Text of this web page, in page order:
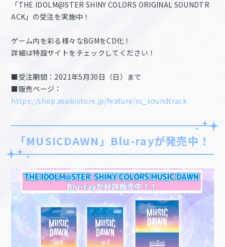
「THE IDOLM@STER SHINY COLORS ORIGINAL SOUNDTR
ACK」の受注を実施中！
ゲーム内を彩る様々なBGMをCD化！
詳細は特設サイトをチェックしてください！
■受注期間：2021年5月30日（日）まで
■販売ページ：
https://shop.asobistore.jp/feature/sc_soundtrack
「MUSICDAWN」Blu-rayが発売中！